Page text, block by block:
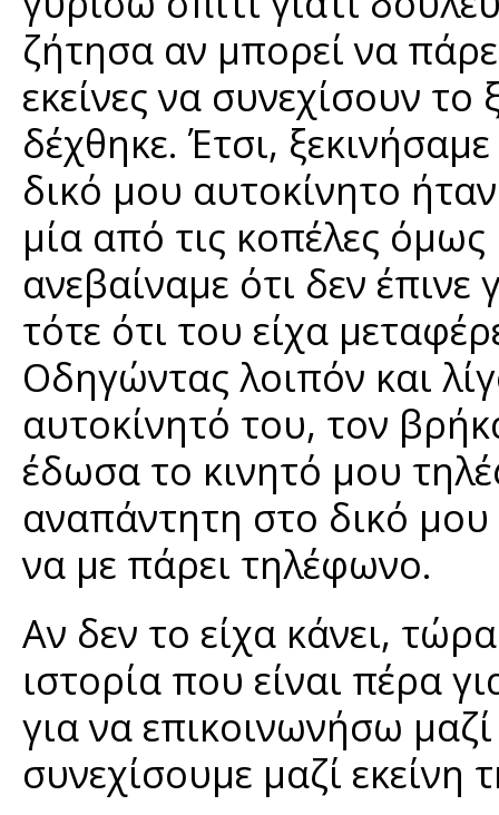
ζήτησα αν μπορεί να
εκείνες να συνεχίσουν
δέχθηκε. Έτσι,
δικό μου αυτοκίνητο
μία από τις κοπέλες
ανεβαίναμε ότι δεν
τότε ότι του είχα
Οδηγώντας λοιπόν και
αυτοκίνητό του, τον
έδωσα το κινητό μου
αναπάντητη στο δικό μου
να με πάρει τηλέφωνο.
Αν δεν το είχα κάνει,
ιστορία που είναι πέρα
για να επικοινωνήσω
συνεχίσουμε μαζί εκείνη